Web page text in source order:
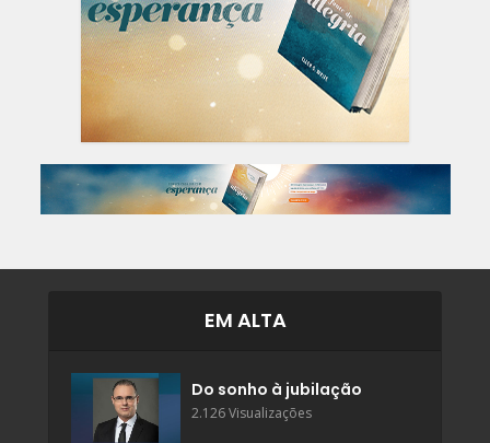
EM ALTA
Do sonho à jubilação
2.126 Visualizações